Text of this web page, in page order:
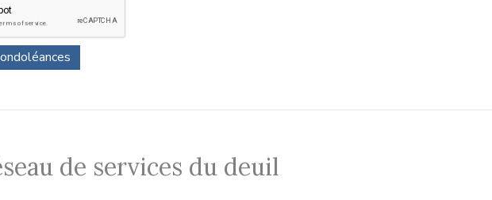
de services du deuil